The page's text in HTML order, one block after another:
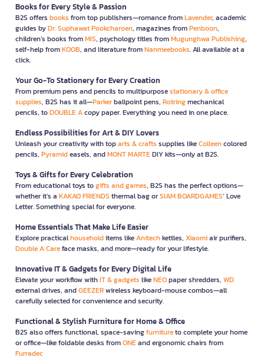
Books for Every Style & Passion
B2S offers books from top publishers—romance fromLavender, academic
guides byDr. Suphawat Pookcharoen, magazines fromPenboon,
children’s books fromMIS, psychology titles fromMugunghwa Publishing,
self-help fromKOOB, and literature fromNanmeebooks. All available at a
click.
Your Go-To Stationery for Every Creation
From premium pens and pencils to multipurposestationary & office
supplies, B2S has it all—Parkerballpoint pens, Rotringmechanical
pencils, toDOUBLE Acopy paper. Everything you need in one place.
Endless Possibilities for Art & DIY Lovers
Unleash your creativity with toparts & crafts supplies likeColleencolored
pencils, Pyramideasels, andMONT MARTEDIY kits—only at B2S.
Toys & Gifts for Every Celebration
From educational toys togifts and games, B2S has the perfect options—
whether it’s a KAKAO FRIENDS thermal bag orSIAM BOARDGAMES’ Love
Letter. Something special for everyone.
Home Essentials That Make Life Easier
Explore practicalhouseholditems likeAnitechkettles, Xiaomiair purifiers,
Double A Careface masks, and more—ready for your lifestyle.
Innovative IT & Gadgets for Every Digital Life
Elevate your workflow withIT & gadgets likeNEOpaper shredders, WD
external drives, andGEEZERwireless keyboard-mouse combos—all
carefully selected for convenience and security.
Functional & Stylish Furniture for Home & Office
B2S also offers functional, space-savingfurnitureto complete your home
or office—like foldable desks fromONEand ergonomic chairs from
Furradec